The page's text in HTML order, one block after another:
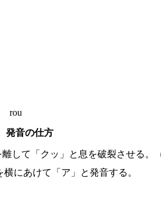
発音の仕方
して「クッ」と息を破裂させる。
にあけて「ア」と発音する。